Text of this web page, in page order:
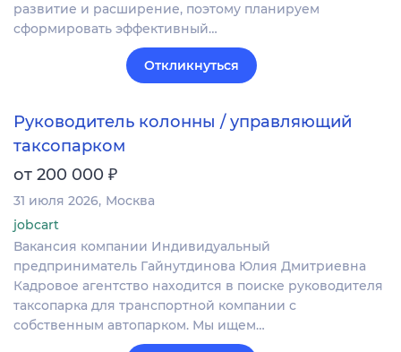
развитие и расширение, поэтому планируем
сформировать эффективный…
Откликнуться
Руководитель колонны / управляющий
таксопарком
от 200 000 ₽
31 июля 2026 Москва
jobcart
Вакансия компании Индивидуальный
предприниматель Гайнутдинова Юлия Дмитриевна
Кадровое агентство находится в поиске руководителя
таксопарка для транспортной компании с
собственным автопарком. Мы ищем…